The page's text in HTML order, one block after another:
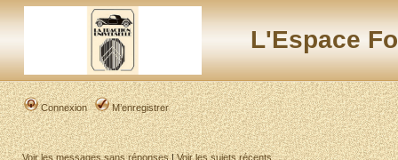
L'Espace
Connexion M’enregistrer
Voir les messages sans réponses|Voir les sujets récents